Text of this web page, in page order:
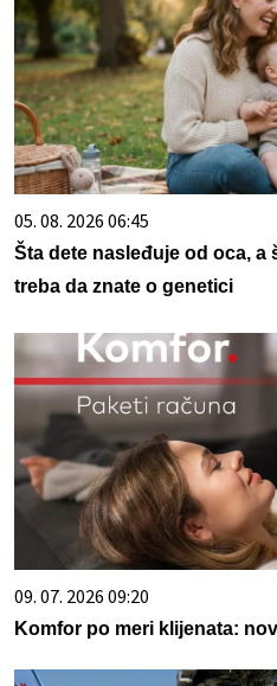
05. 08. 2026 06:45
Šta dete nasleđuje od oca, a
treba da znate o genetici
09. 07. 2026 09:20
Komfor po meri klijenata: